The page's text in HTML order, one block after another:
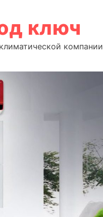
ключ
компании